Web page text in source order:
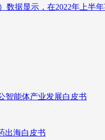
数据显示，在2022年上
智能体产业发展白皮书
出海白皮书